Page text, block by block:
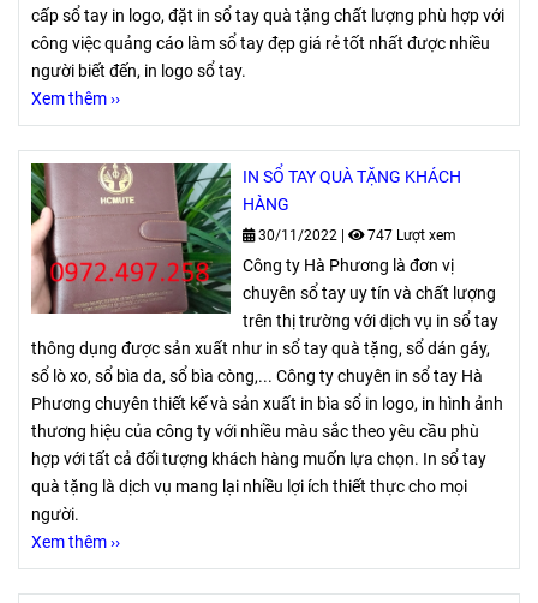
cấp sổ tay in logo, đặt in sổ tay quà tặng chất lượng phù hợp với
công việc quảng cáo làm sổ tay đẹp giá rẻ tốt nhất được nhiều
người biết đến, in logo sổ tay.
Xem thêm ››
IN SỔ TAY QUÀ TẶNG KHÁCH
HÀNG
30/11/2022 | 747 Lượt xem
Công ty Hà Phương là đơn vị
chuyên sổ tay uy tín và chất lượng
trên thị trường với dịch vụ in sổ tay
thông dụng được sản xuất như in sổ tay quà tặng, sổ dán gáy,
sổ lò xo, sổ bìa da, sổ bìa còng,... Công ty chuyên in sổ tay Hà
Phương chuyên thiết kế và sản xuất in bìa sổ in logo, in hình ảnh
thương hiệu của công ty với nhiều màu sắc theo yêu cầu phù
hợp với tất cả đối tượng khách hàng muốn lựa chọn. In sổ tay
quà tặng là dịch vụ mang lại nhiều lợi ích thiết thực cho mọi
người.
Xem thêm ››